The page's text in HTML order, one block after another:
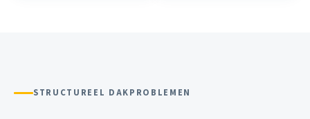
STRUCTUREEL DAKPROBLEMEN